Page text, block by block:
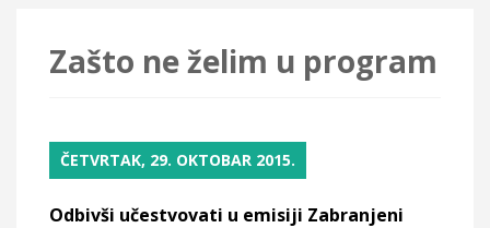
Zašto ne želim u program
ČETVRTAK, 29. OKTOBAR 2015.
Odbivši učestvovati u emisiji Zabranjeni